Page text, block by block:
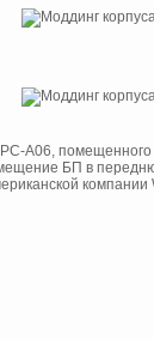
A06,
БП в
компании